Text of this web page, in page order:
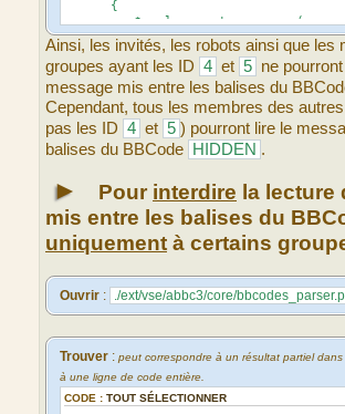
{
$replacements = array(
$this->user-
$matches[1],
'hidebox_visible',
);
}
Ainsi, les invités, les robots ainsi que les
groupes ayant les ID 4 et 5 ne
message mis entre les balises du
Cependant, tous les membres des autres
pas les ID 4 et 5 ) pourront lire le
balises du BBCode
HIDDEN .
► Pour interdire la lecture
mis entre les balises du
uniquement à certains
Ouvrir : ./ext/vse/abbc3/core/
Trouver : peut correspondre à un résultat partiel
à une ligne de code entière.
CODE : TOUT SÉLECTIONNER